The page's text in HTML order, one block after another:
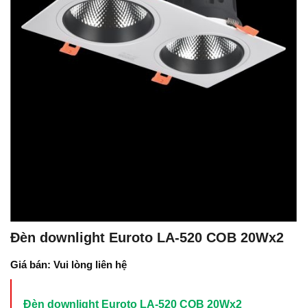
Đèn downlight Euroto LA-520 COB 20Wx2
Giá bán: Vui lòng liên hệ
Đèn downlight Euroto LA-520 COB 20Wx2